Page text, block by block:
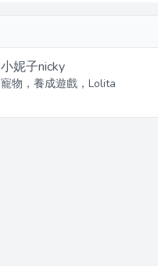
小妮子nicky
寵物，養成遊戲，Lolita